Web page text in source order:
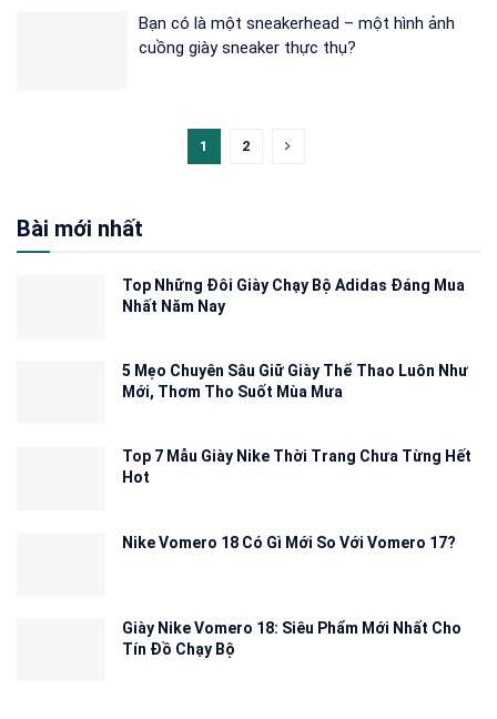
Bạn có là một sneakerhead – một hình ảnh
cuồng giày sneaker thực thụ?
1 2
Bài mới nhất
Top Những Đôi Giày Chạy Bộ Adidas Đáng Mua
Nhất Năm Nay
5 Mẹo Chuyên Sâu Giữ Giày Thể Thao Luôn Như
Mới, Thơm Tho Suốt Mùa Mưa
Top 7 Mẫu Giày Nike Thời Trang Chưa Từng Hết
Hot
Nike Vomero 18 Có Gì Mới So Với Vomero 17?
Giày Nike Vomero 18: Siêu Phẩm Mới Nhất Cho
Tín Đồ Chạy Bộ